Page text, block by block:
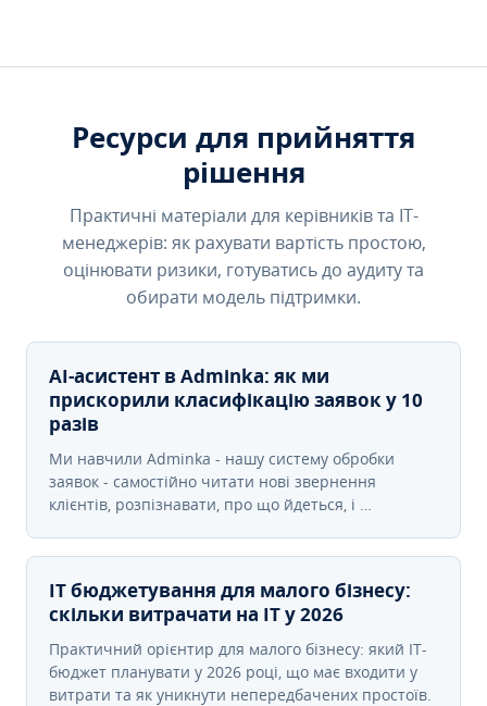
Ресурси для прийняття
рішення
Практичні матеріали для керівників та IT-
менеджерів: як рахувати вартість простою,
оцінювати ризики, готуватись до аудиту та
обирати модель підтримки.
AI-асистент в Adminka: як ми
прискорили класифікацію заявок у 10
разів
Ми навчили Adminka - нашу систему обробки
заявок - самостійно читати нові звернення
клієнтів, розпізнавати, про що йдеться, і …
IT бюджетування для малого бізнесу:
скільки витрачати на IT у 2026
Практичний орієнтир для малого бізнесу: який IT-
бюджет планувати у 2026 році, що має входити у
витрати та як уникнути непередбачених простоїв.